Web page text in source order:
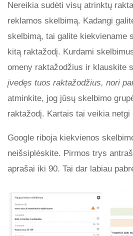
Nereikia sudėti visų atrinktų
reklamos skelbimą. Kadangi
skelbimą, tai galite kiekviename
kitą raktažodį. Kurdami
omeny raktažodžius ir klauskite
įvedęs tuos raktažodžius, nori
atminkite, jog jūsų skelbimo
raktažodį. Kartais tai veikia netgi
Google riboja kiekvienos
neišsiplėskite. Pirmos trys
aprašai iki 90. Tai dar labiau